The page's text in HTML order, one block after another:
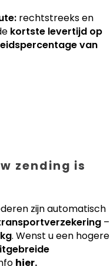
rechtstreeks en
kortste levertijd op
van
zending is
zijn automatisch
–
. Wenst u een hogere
hier.